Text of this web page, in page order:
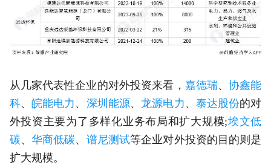
从几家代表性企业的对外投资来看， 嘉德瑞、协鑫能
科、 皖能电力 、 深圳能源、 龙源电力 、 泰达股份的对
外投资主要为了多样化业务布局和扩大规模;埃文低
碳、 华商低碳、 谱尼测试等企业对外投资的目的则是
扩大规模。